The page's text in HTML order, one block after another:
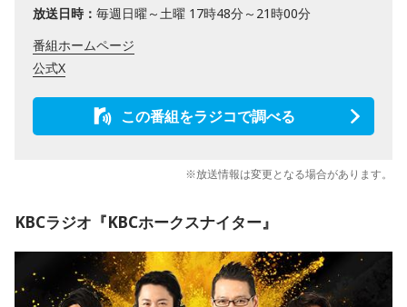
放送日時： 毎週日曜～土曜 17時48分～21時00分
番組ホームページ
公式X
この番組をラジコで調べる
※放送情報は変更となる場合があります。
KBCラジオ『KBCホークスナイター』